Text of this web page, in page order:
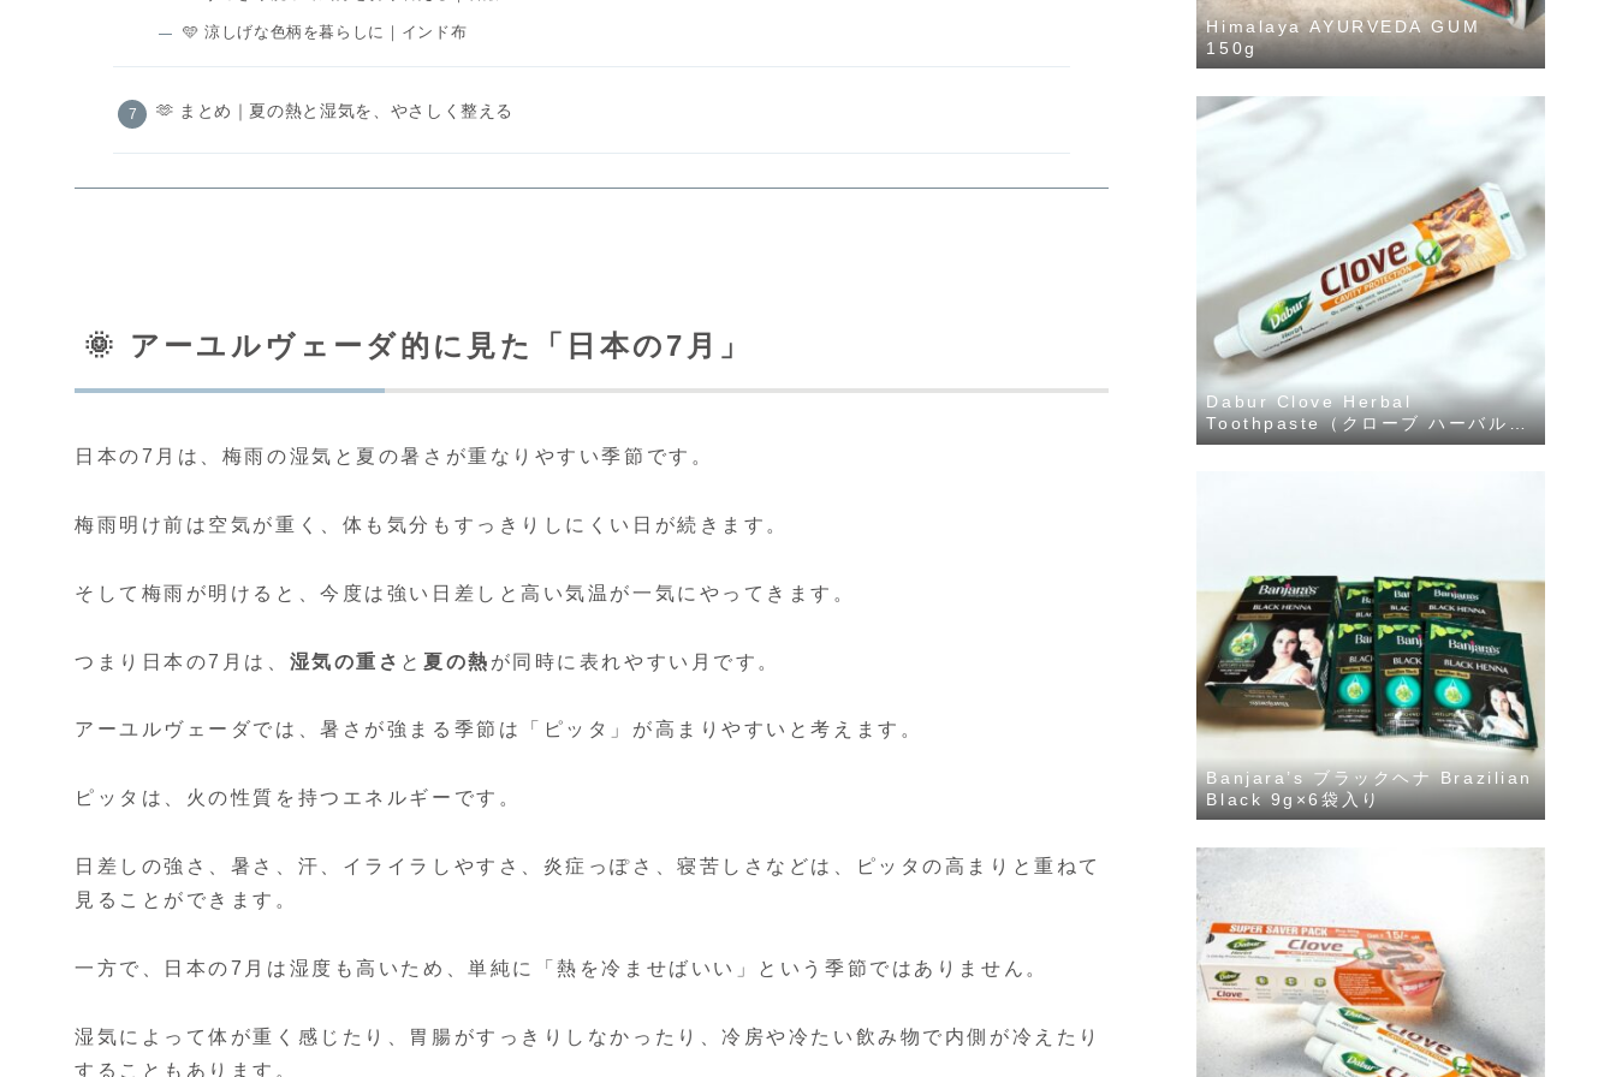
🩵 涼しげな色柄を暮らしに｜インド布
🫶 まとめ｜夏の熱と湿気を、やさしく整える
🌞 アーユルヴェーダ的に見た「日本の7月」
日本の7月は、梅雨の湿気と夏の暑さが重なりやすい季節です。
梅雨明け前は空気が重く、体も気分もすっきりしにくい日が続きます。
そして梅雨が明けると、今度は強い日差しと高い気温が一気にやってきます。
つまり日本の7月は、 湿気の重さ と 夏の熱 が同時に表れやすい月です。
アーユルヴェーダでは、暑さが強まる季節は「ピッタ」が高まりやすいと考えます。
ピッタは、火の性質を持つエネルギーです。
日差しの強さ、暑さ、汗、イライラしやすさ、炎症っぽさ、寝苦しさなどは、ピッタの高まりと重ねて
見ることができます。
一方で、日本の7月は湿度も高いため、単純に「熱を冷ませばいい」という季節ではありません。
湿気によって体が重く感じたり、胃腸がすっきりしなかったり、冷房や冷たい飲み物で内側が冷えたり
することもあります。
Himalaya AYURVEDA GUM
150g
Dabur Clove Herbal
Toothpaste（クローブ ハーバル歯
磨き粉）100g
Banjara’s ブラックヘナ Brazilian
Black 9g×6袋入り